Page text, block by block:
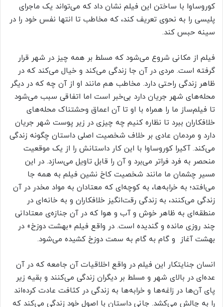
کوروساوا با ساختن این فیلم نشان داد که می‌تواند یک ماجرای
پلیسی را به نحوی تعریف کند، که مخاطب تا انتها نفس خود را در
سینه حبس کند.
فیلم از مکانی شروع می‌شود که مسلط بر همه چیز در شهر قرار
گرفته است. مردی در آن جا زندگی می‌کند و خیال می‌کند که در
ظاهر زندگی راحتی دارد. مخاطب هم مانند او از آن چه که در دیگر
محله‌های شهر جریان دارد بی‌خبر است اما اتفاقی سبب می‌شود
تا فیلم‌ساز ما را همراه با او تا آن اعماق وحشتناک محله‌های
خلافکاران ببرد تا نظاره کنیم چه چیزی در زیر پوست شهر جریان
دارد و مردمان عادی بر خلاف شخصیت اصلی داستان چگونه زندگی
می‌کند. آکیرا کوروساوا با این کار داستانش را از یک موقعیت
منحصر به فرد فراتر می‌برد و آن را قابل تاویل می‌سازد. در این
مسیر چشمان ما مانند شخصیت کاخ نشین فیلم به همه جا
می‌افتد؛ به خرابه‌ها، به کوچه‌ای که معتادان به مواد مخدر در آن
زندگی می‌کنند، به زندگی رقت‌انگیز خلافکاران و به خانه‌ای در
منطقه‌ای به ظاهر خوش و آب و هوا که در آن جنازه‌ی معتادانی
چند روزی مانده و گندیده است. در واقع فیلم «بهشت دوزخ» در
بهشت آغاز و گام به گام به سمت دوزخ کشیده می‌شود.
انسان جنایتکار این فیلم در واقع اخلاقیات آن جامعه که در آن
عده‌ای در بالای شهر و مسلط بر دیگران زندگی می‌کنند و بقیه زیر
پای آن‌ها در زاغه‌ها و خرابه‌ها به زندگی در کثافت عادت کرده‌اند
را به چالش می‌کشد. جانی داستان با اصول خود زندگی می‌کند که